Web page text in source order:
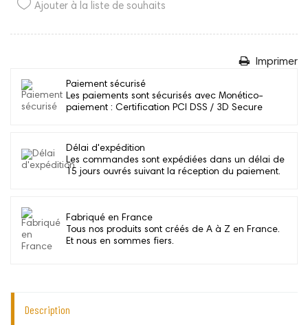
Ajouter à la liste de souhaits
Imprimer
Paiement sécurisé
Les paiements sont sécurisés avec Monético-
paiement : Certification PCI DSS / 3D Secure
Délai d'expédition
Les commandes sont expédiées dans un délai de
15 jours ouvrés suivant la réception du paiement.
Fabriqué en France
Tous nos produits sont créés de A à Z en France.
Et nous en sommes fiers.
Description